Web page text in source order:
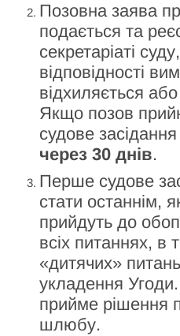
Позовна заява
подається та
секретаріаті
відповідності
відхиляється
Якщо позов
судове
через 30 днів.
Перше судове
стати останнім,
прийдуть до
всіх питаннях, в
«дитячих»
укладення
прийме рішення
шлюбу.